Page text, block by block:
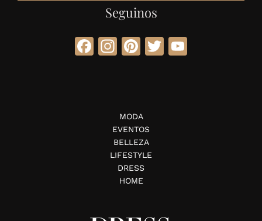
Seguinos
Facebook
Instagram
Pinterest
Twitter
MODA
EVENTOS
BELLEZA
LIFESTYLE
DRESS
HOME